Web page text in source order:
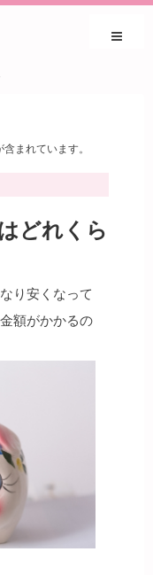
まれています。
どれくら
り安くなって
額がかかるの